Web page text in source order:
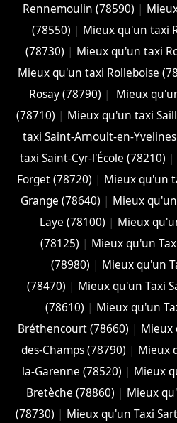
Rennemoulin (78590) |
(78550) | Mieux qu'un taxi
(78730) | Mieux qu'un taxi
Mieux qu'un taxi Rolleboise
Rosay (78790) |
Mieux
(78710) | Mieux qu'un taxi
taxi Saint-Arnoult-en-
taxi Saint-Cyr-l'École (78210) |
Forget (78720) | Mieux qu'un
Grange (78640) | Mieux
Laye (78100) | Mieux
(78125) | Mieux qu'un
(78980) | Mieux qu'un
(78470) | Mieux qu'un Taxi
(78610) | Mieux qu'un
Bréthencourt (78660) | Mieux
des-Champs (78790) | Mieux
la-Garenne (78520) | Mieux
Bretèche (78860) | Mieux
(78730) | Mieux qu'un Taxi